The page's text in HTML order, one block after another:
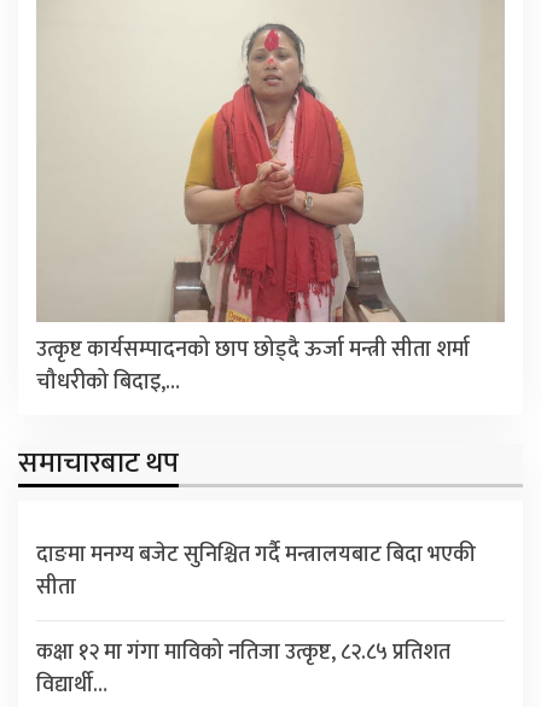
उत्कृष्ट कार्यसम्पादनको छाप छोड्दै ऊर्जा मन्त्री सीता शर्मा
चौधरीको बिदाइ,…
समाचारबाट थप
दाङमा मनग्य बजेट सुनिश्चित गर्दै मन्त्रालयबाट बिदा भएकी
सीता
कक्षा १२ मा गंगा माविको नतिजा उत्कृष्ट, ८२.८५ प्रतिशत
विद्यार्थी…